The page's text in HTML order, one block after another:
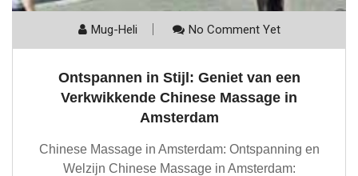
Mug-Heli No Comment Yet
Ontspannen in Stijl: Geniet van een
Verkwikkende Chinese Massage in
Amsterdam
Chinese Massage in Amsterdam: Ontspanning en
Welzijn Chinese Massage in Amsterdam: